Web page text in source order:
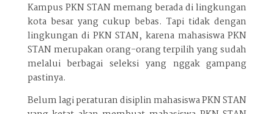
Kampus PKN STAN memang berada di lingkungan
kota besar yang cukup bebas. Tapi tidak dengan
lingkungan di PKN STAN, karena mahasiswa PKN
STAN merupakan orang-orang terpilih yang sudah
melalui berbagai seleksi yang nggak gampang
pastinya.
Belum lagi peraturan disiplin mahasiswa PKN STAN